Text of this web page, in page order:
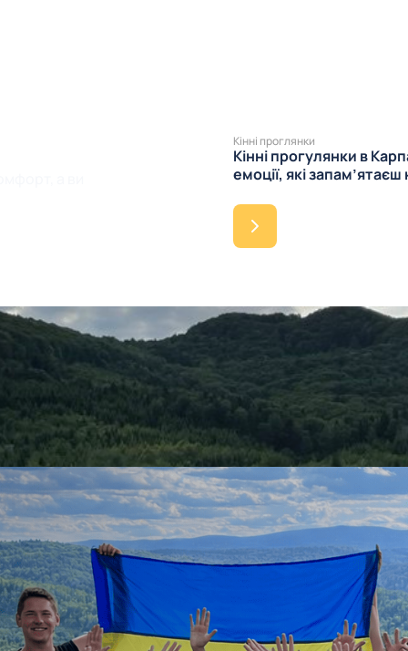
Кінні проглянки
Кінні прогулянки в
емоції, які
таборів
табору.